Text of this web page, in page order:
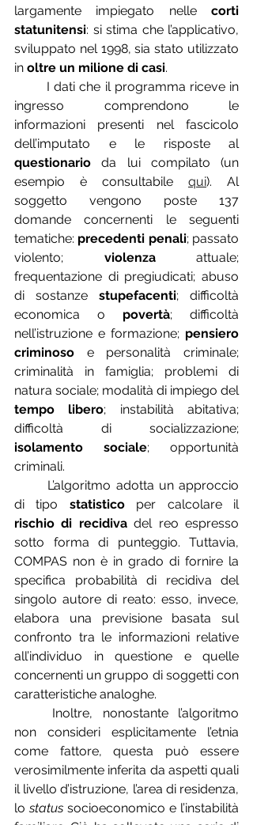
largamente impiegato nelle corti
statunitensi: si stima che l’applicativo,
sviluppato nel 1998, sia stato utilizzato
in oltre un milione di casi.
	I dati che il programma
riceve in
ingresso comprendono le
informazioni presenti nel fascicolo
dell’imputato e le risposte al
questionario da lui compilato (un
esempio è consultabile qui). Al
soggetto vengono poste
domande concernenti le seguenti
tematiche: precedenti penali; passato
violento; violenza attuale;
frequentazione di pregiudicati; abuso
di sostanze stupefacenti; difficoltà
economica o povertà; difficoltà
nell’istruzione e formazione; pensiero
criminoso e personalità criminale;
criminalità in famiglia; problemi di
natura sociale; modalità di impiego del
tempo libero; instabilità abitativa;
isolamento sociale; opportunità
criminali.
	L’algoritmo
adotta un approccio
di tipo statistico
per calcolare il
rischio di recidiva del reo espresso
sotto forma di punteggio. Tuttavia,
COMPAS non è in grado di fornire la
specifica probabilità di recidiva del
singolo autore di reato: esso, invece,
elabora una previsione basata sul
confronto tra le informazioni relative
all’individuo in questione e quelle
concernenti un gruppo di soggetti con
caratteristiche analoghe.
non consideri esplicitamente l’etnia
come fattore, questa può essere
verosimilmente inferita da aspetti quali
il livello d’istruzione, l’area di residenza,
lo status socioeconomico e l’instabilità